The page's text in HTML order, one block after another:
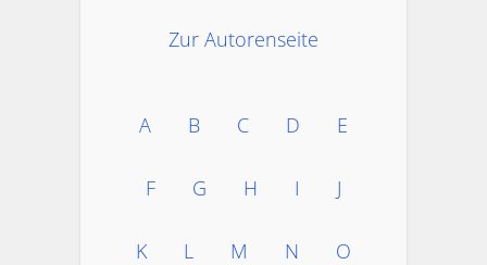
Zur Autorenseite
A B C D E
F G H I J
K L M N O